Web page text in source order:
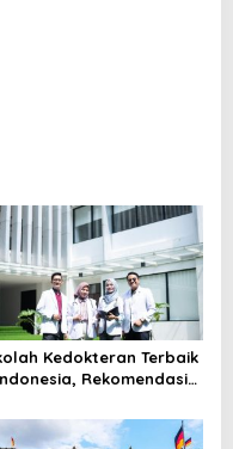
Kedokteran Terbaik
Rekomendasi